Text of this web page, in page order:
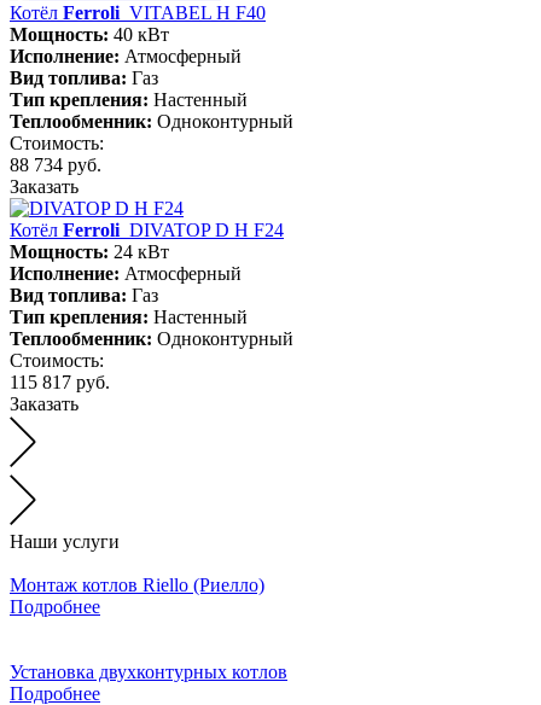
Котёл Ferroli VITABEL H F40
Мощность: 40 кВт
Исполнение: Атмосферный
Вид топлива: Газ
Тип крепления: Настенный
Теплообменник: Одноконтурный
Стоимость:
88 734 руб.
Заказать
Котёл Ferroli DIVATOP D H F24
Мощность: 24 кВт
Исполнение: Атмосферный
Вид топлива: Газ
Тип крепления: Настенный
Теплообменник: Одноконтурный
Стоимость:
115 817 руб.
Заказать
Наши услуги
Монтаж котлов Riello (Риелло)
Подробнее
Установка двухконтурных котлов
Подробнее